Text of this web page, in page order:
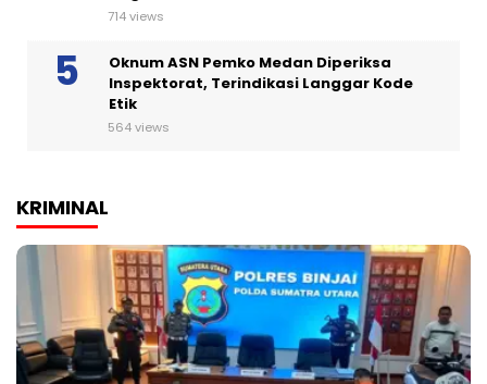
714 views
Oknum ASN Pemko Medan Diperiksa
Inspektorat, Terindikasi Langgar Kode
Etik
564 views
KRIMINAL